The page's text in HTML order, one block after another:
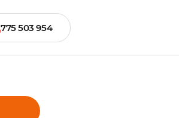
775 503 954